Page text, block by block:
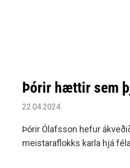
Þórir hættir sem
22.04.2024
Þórir Ólafsson hefur
meistaraflokks karla hjá